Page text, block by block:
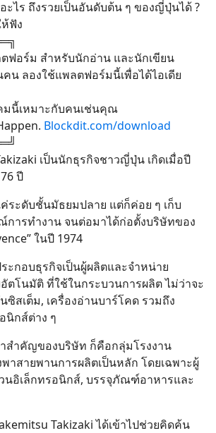
ไร ถึงรวยเป็นอันดับต้น ๆ ของญี่ปุ่นได้ ?
ฟัง
ฟอร์ม สำหรับนักอ่าน และนักเขียน
น ลองใช้แพลตฟอร์มนี้เพื่อได้ไอเดีย
มนี้เหมาะกับคนเช่นคุณ
Blockdit.com/download
เป็นนักธุรกิจชาวญี่ปุ่น เกิดเมื่อปี
ปี
ค่ระดับชั้นมัธยมปลาย แต่ก็ค่อย ๆ เก็บ
การทำงาน จนต่อมาได้ก่อตั้งบริษัทของ
ในปี 1974
ะกอบธุรกิจเป็นผู้ผลิตและจำหน่าย
ตโนมัติ ที่ใช้ในกระบวนการผลิต ไม่ว่าจะ
ซิสเต็ม, เครื่องอ่านบาร์โคด รวมถึง
นิกส์ต่าง ๆ
สำคัญของบริษัท ก็คือกลุ่มโรงงาน
าสายพานการผลิตเป็นหลัก โดยเฉพาะผู้
นอิเล็กทรอนิกส์, บรรจุภัณฑ์อาหารและ
Takizaki ได้เข้าไปช่วยคิดค้น